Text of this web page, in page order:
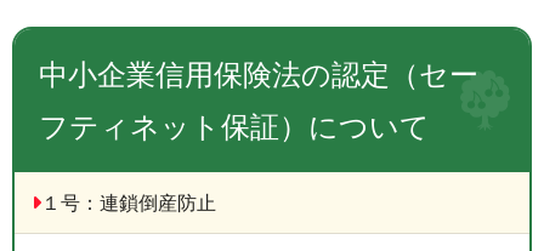
中小企業信用保険法の認定（セー
フティネット保証）について
１号：連鎖倒産防止